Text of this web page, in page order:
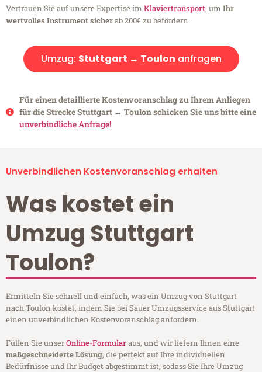
Vertrauen Sie auf unsere Expertise im Klaviertransport, um Ihr
wertvolles Instrument sicherab 200€ zu befördern.
Umzug: Stuttgart → Toulon anfragen
Für einen detaillierte Kostenvoranschlag zu Ihrem Anliegen
für die Strecke Stuttgart → Toulon schicken Sie uns bitte eine
unverbindliche Anfrage!
Unverbindlichen Kostenvoranschlag erhalten
Was kostet ein
Umzug Stuttgart
Toulon?
Ermitteln Sie schnell und einfach, was ein Umzug von Stuttgart
nach Toulon kostet, indem Sie bei Sauer Umzugsservice aus Stuttgart
einen unverbindlichen Kostenvoranschlag anfordern.
Füllen Sie unserOnline-Formularaus, und wir liefern Ihnen eine
maßgeschneiderte Lösung, die perfekt auf Ihre individuellen
Bedürfnisse und Ihr Budget abgestimmt ist, sodass Sie Ihre Umzug